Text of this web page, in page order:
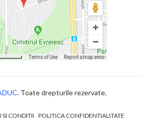
. Toate drepturile rezervate.
SI CONDITII POLITICA CONFIDENTIALITATE